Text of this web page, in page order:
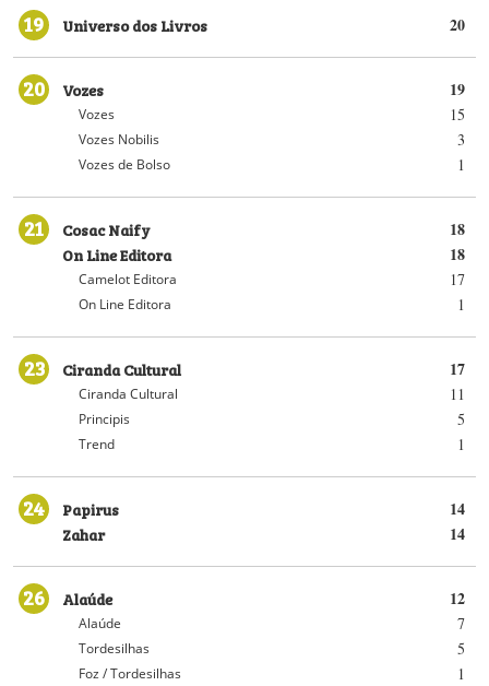
19 20
Universo dos Livros
20 19
Vozes
15
Vozes
3
Vozes Nobilis
1
Vozes de Bolso
21 18
Cosac Naify
18
On Line Editora
17
Camelot Editora
1
On Line Editora
23 17
Ciranda Cultural
11
Ciranda Cultural
5
Principis
1
Trend
24 14
Papirus
14
Zahar
26 12
Alaúde
7
Alaúde
5
Tordesilhas
1
Foz / Tordesilhas